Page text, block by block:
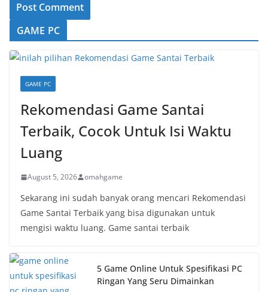
GAME PC
GAME PC
Rekomendasi Game Santai
Terbaik, Cocok Untuk Isi Waktu
Luang
August 5, 2026 omahgame
Sekarang ini sudah banyak orang mencari Rekomendasi
Game Santai Terbaik yang bisa digunakan untuk
mengisi waktu luang. Game santai terbaik
5 Game Online Untuk Spesifikasi PC
Ringan Yang Seru Dimainkan